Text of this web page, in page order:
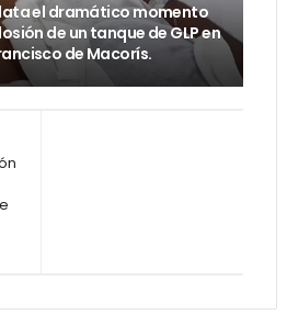
el dramático momento
de un tanque de GLP en
de Macorís.